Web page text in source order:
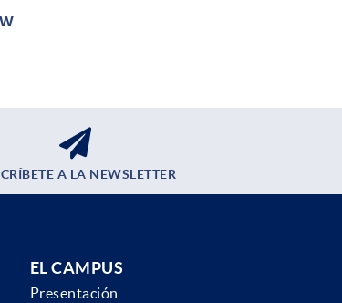
A LA NEWSLETTER
EL CAMPUS
Presentación